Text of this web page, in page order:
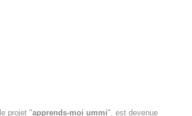
projet "apprends-moi ummi", est devenue